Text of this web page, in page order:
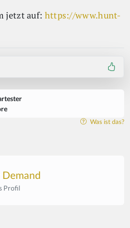
jetzt auf: https://www.hunt-
Was ist das?
Profil